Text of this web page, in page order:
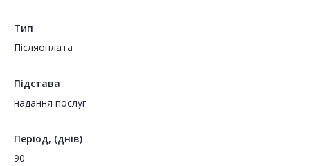
Тип
Пiсляоплата
Підстава
надання послуг
Період, (днів)
90